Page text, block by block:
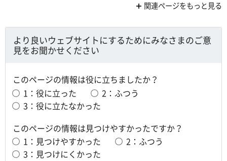
関連ページをもっと見る
より良いウェブサイトにするためにみなさまのご意
見をお聞かせください
このページの情報は役に立ちましたか？
1：役に立った
2：ふつう
3：役に立たなかった
このページの情報は見つけやすかったですか？
1：見つけやすかった
2：ふつう
3：見つけにくかった